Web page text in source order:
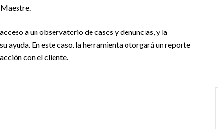
a un observatorio de casos y denuncias, y la
ayuda. En este caso, la herramienta otorgará un reporte
con el cliente.